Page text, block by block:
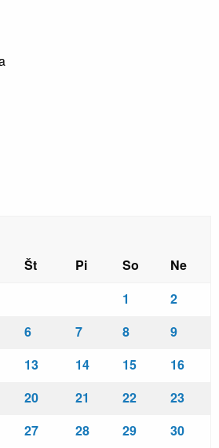
Št Pi So
Ne
1
2
6 7 8
9
13 14 15
16
20 21 22
23
27 28 29
30